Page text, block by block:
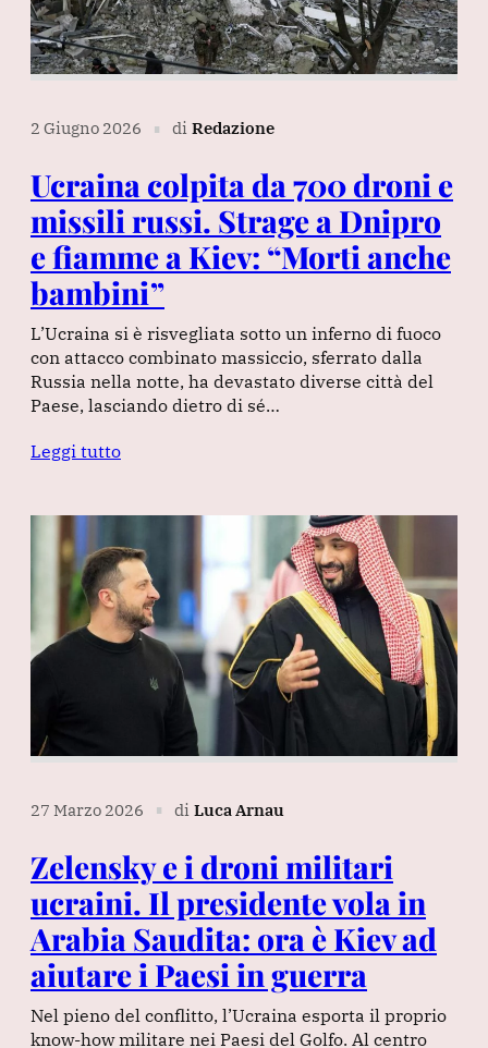
2 Giugno 2026 ∎ di Redazione
Ucraina colpita da 700 droni e
missili russi. Strage a Dnipro
e fiamme a Kiev: “Morti anche
bambini”
L’Ucraina si è risvegliata sotto un inferno di fuoco
con attacco combinato massiccio, sferrato dalla
Russia nella notte, ha devastato diverse città del
Paese, lasciando dietro di sé…
Leggi tutto
27 Marzo 2026 ∎ di Luca Arnau
Zelensky e i droni militari
ucraini. Il presidente vola in
Arabia Saudita: ora è Kiev ad
aiutare i Paesi in guerra
Nel pieno del conflitto, l’Ucraina esporta il proprio
know-how militare nei Paesi del Golfo. Al centro